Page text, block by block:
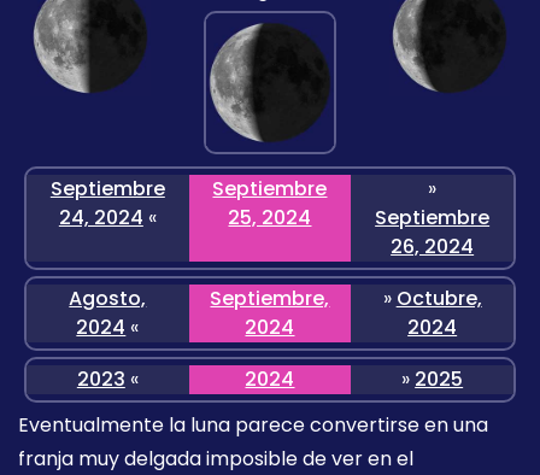
Septiembre
24, 2024 «
Septiembre
25, 2024
»
Septiembre
26, 2024
Agosto,
2024 «
Septiembre,
2024
» Octubre,
2024
2023 « 2024 » 2025
Eventualmente la luna parece convertirse en una
franja muy delgada imposible de ver en el